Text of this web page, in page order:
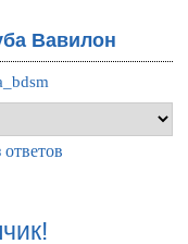
Вавилон
ответов